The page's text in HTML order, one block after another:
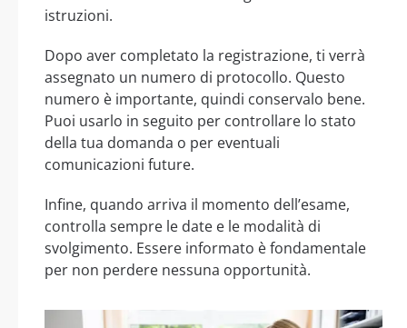
istruzioni.
Dopo aver completato la registrazione, ti verrà
assegnato un numero di protocollo. Questo
numero è importante, quindi conservalo bene.
Puoi usarlo in seguito per controllare lo stato
della tua domanda o per eventuali
comunicazioni future.
Infine, quando arriva il momento dell’esame,
controlla sempre le date e le modalità di
svolgimento. Essere informato è fondamentale
per non perdere nessuna opportunità.